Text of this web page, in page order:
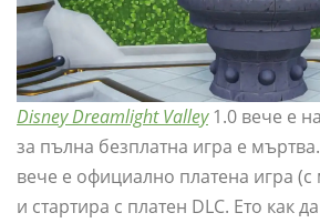
Disney Dreamlight Valley 1.0 вече е
за пълна безплатна игра е мъртва.
вече е официално платена игра
и стартира с платен DLC. Ето как